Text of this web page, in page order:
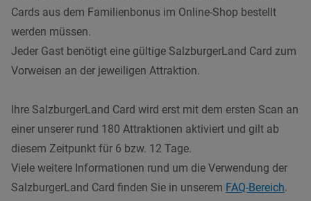
Cards aus dem Familienbonus im Online-Shop bestellt
werden müssen.
Jeder Gast benötigt eine gültige SalzburgerLand Card zum
Vorweisen an der jeweiligen Attraktion.
Ihre SalzburgerLand Card wird erst mit dem ersten Scan an
einer unserer rund 180 Attraktionen aktiviert und gilt ab
diesem Zeitpunkt für 6 bzw. 12 Tage.
Viele weitere Informationen rund um die Verwendung der
SalzburgerLand Card finden Sie in unserem FAQ-Bereich.